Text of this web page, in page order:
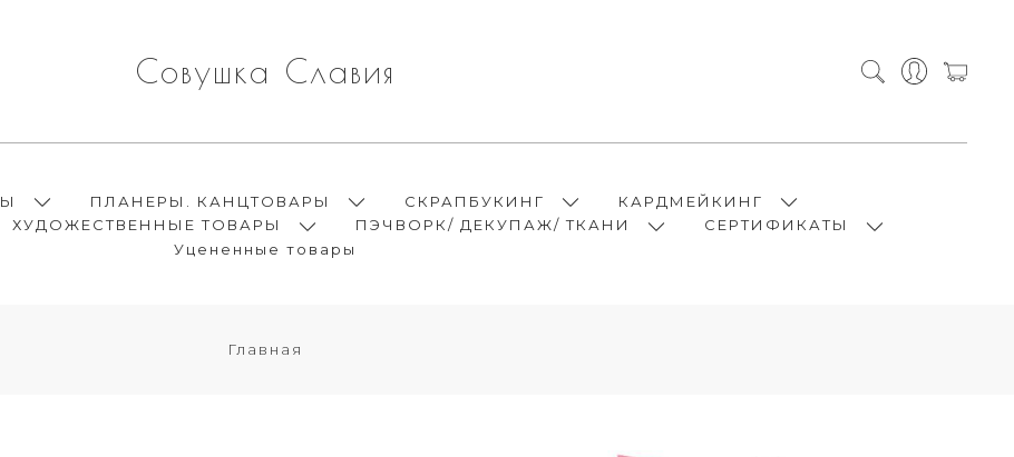
Совушка Славия
ПЛАНЕРЫ. КАНЦТОВАРЫ СКРАПБУКИНГ
КАРДМЕЙКИНГ
ХУДОЖЕСТВЕННЫЕ ТОВАРЫ ПЭЧВОРК/ ДЕКУПАЖ/ ТКАНИ
СЕРТИФИКАТЫ
Уцененные товары
Главная